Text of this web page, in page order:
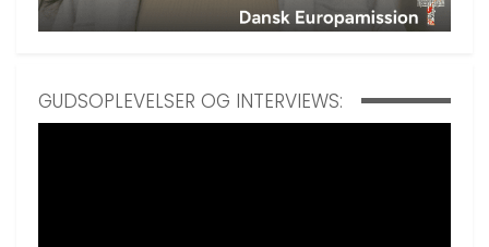
GUDSOPLEVELSER OG INTERVIEWS: